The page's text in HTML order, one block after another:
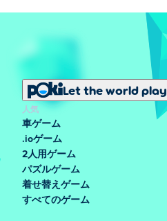
Let the world play
人気
車ゲーム
.ioゲーム
2人用ゲーム
パズルゲーム
着せ替えゲーム
すべてのゲーム